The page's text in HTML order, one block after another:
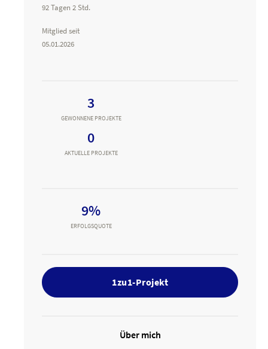
92 Tagen 2 Std.
Mitglied seit
05.01.2026
3
GEWONNENE PROJEKTE
0
AKTUELLE PROJEKTE
9%
ERFOLGSQUOTE
1zu1-Projekt
Über mich